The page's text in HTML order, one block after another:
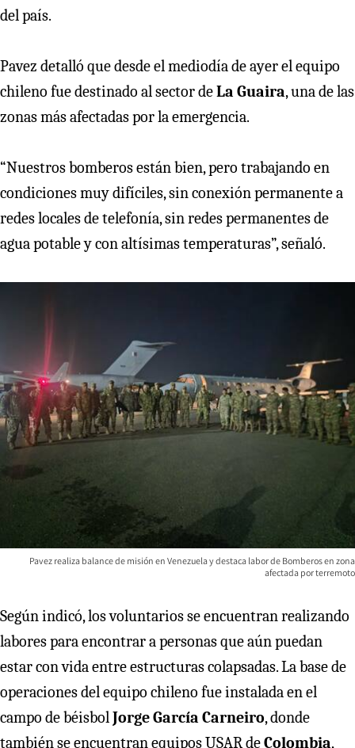
del país.
Pavez detalló que desde el mediodía de ayer el equipo
chileno fue destinado al sector deLa Guaira, una de las
zonas más afectadas por la emergencia.
“Nuestros bomberos están bien, pero trabajando en
condiciones muy difíciles, sin conexión permanente a
redes locales de telefonía, sin redes permanentes de
agua potable y con altísimas temperaturas”, señaló.
Pavez realiza balance de misión en Venezuela y destaca labor de Bomberos en zona
afectada por terremoto
Según indicó, los voluntarios se encuentran realizando
labores para encontrar a personas que aún puedan
estar con vida entre estructuras colapsadas. La base de
operaciones del equipo chileno fue instalada en el
campo de béisbolJorge García Carneiro, donde
también se encuentran equipos USAR deColombia,